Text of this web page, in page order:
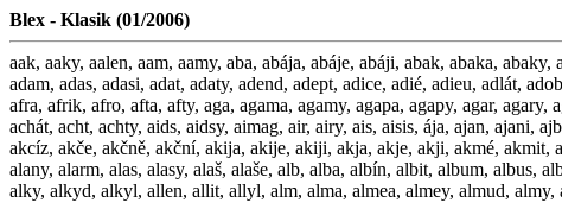
Blex - Klasik (01/2006)
aak, aaky, aalen, aam, aamy, aba, abája, abáje, abáji, abak, abaka, abaky, abaz, abazy, abbé, abd, abdův, abohm, abort, abri, abšíd, abusy, abúzy, aby, abych, abys, acapu, acuto, acyl, acyly, ač, áčka, áčko, ačli, adam, adas, adasi, adat, adaty, adend, adept, adice, adié, adieu, adlát, adobe, adukt, adut, aduty, aeon, aeony, aera, aerka, aerko, aero, aerob, afar, afara, afary, afekt, afel, afely, aféra, aféry, afiš, afiše, afix, afixy, afra, afrik, afro, afta, afty, aga, agama, agamy, agapa, agapy, agar, agary, agáve, agens, agent, agile, agnát, agon, agón, agóna, agony, agóny, agora, agory, agova, agové, agovi, agovo, agovy, aguti, agův, ahi, achát, acht, achty, aids, aidsy, aimag, air, airy, ais, aisis, ája, ajan, ajani, ajbiš, áje, áji, ajllu, ajmak, ajska, ajsky, ajtys, akad, akady, akan, akání, akant, akara, akary, akašu, akát, akátí, akáty, akažu, akce, akcie, akcíz, akče, akčně, akční, akija, akije, akiji, akja, akje, akji, akmé, akmit, akné, akord, akov, akovy, akr, akron, akry, akryl, akt, akta, aktér, aktík, aktin, aktiv, akty, aku, akund, akut, akuty, akyn, ala, alan, alang, alany, alarm, alas, alasy, alaš, alaše, alb, alba, albín, albit, album, albus, alby, alčin, aldol, ale, alef, alefy, alej, aleje, alela, alely, alen, aleny, alfa, alfol, alfy, algol, alias, alibi, aliud, alka, alkan, alken, alkin, alko, alky, alkyd, alkyl, allen, allit, allyl, alm, alma, almea, almey, almud, almy, alod, alody, aloe, aloi, alonž, alpa, alpid, alpín, alpy, alt, altán, alti, altík, altis, altun, altův, alty, alund, alura, alury, aluze, alvit, alweg, aly, amant, amara, amba, ambit, ambo, ambon, ambra, ambry, améba, améby, amen, amid, amidy, amikt, ámil, amin, amina, aminy, amnia, amok, amoky, amor, amoři, ampér, ampex, amt, amty, amur, amuři, amyl, amyly, an, ana, anály, anaž, ančar, ančka, ančky, anděl, aneb, anebo, anex, anexe, anexy, ánfas, ani, anima, animo, animy, anion, anis, anisy, aniž, anker, annus, ano, anoa, anoda, anody, anona, anony, anoův, anož, anť, anta, antal, ante, anton, anty, any, anýz, anýzy, anyž, anž, aorta, aorty, apač, apači, apage, apel, apely, apex, apexy, aplit, apnoe, aport, apríl, apt, apty, apulz, aqua, aquy, ar, ara, ára, arab, arabi, arak, araky, arat, arati, arba, arbuz, arby, arci, arciť, area, areál, areg, aregy, areje, areka, areky, arela, arely, aren, aréna, areny, arény, arest, areté, arey, argon, argot, argus, arhat, arch, archa, arché, archi, archy, arián, árie, arily, arit, arity, arkán, arkus, arky, arkýř, armuj, arni, áro, aroma, aróma, áron, árón, árony, áróny, arova, arová, arové, arovi, aroví, arovo, arovy, arový, aroze, arrha, arrhy, ars, arsan, arse, arsen, arsin, árská, árské, árský, aršík, aršín, árští, artěl, arův, ary, aryl, aryly, arze, arzen, arzén, arzín, as, ásana, ásany, asas, asent, asi, askar, askos, askus, asky, asova, asové, asovi, asovo, asovy, aspik, aspoň, assai, astat, aster, astma, astmy, astra, astry, asův, asy, asyl, asyly, aszu, ašant, ašgil, ašik, ašram, ašská, ašské, ašský, ašští, ašug, ať, atak, ataka, ataky, atašé, atest, atika, atiky, atila, atily, atlas, atlet, átman, atol, atoly, atom, atomy, atria, atrio, aťsi, atut, atuty, audia, audio, audit, augit, augur, aukce, aúl, aula, aulos, auly, aúly, aura, aurey, aurit, aurum, aury, aušus, aut, auta, auťák, autař, auto, autor, autun, auty, auxin, aval, avaly, ave, aven, aveny, avers, averz, avion, avisa, aviso, avíza, avízo, avšak, award, axel, axely, axila, axily, axiom,